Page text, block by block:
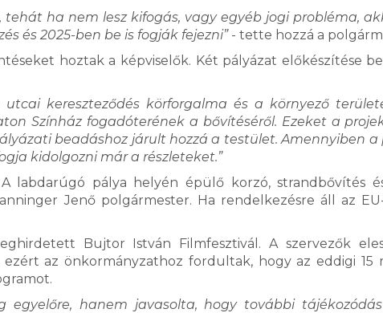
tehát ha nem lesz kifogás, vagy egyéb jogi probléma,
és 2025-ben be is fogják fejezni”- tette hozzá a
hoztak a képviselők. Két pályázat előkészítése
utcai kereszteződés körforgalma és a környező
Színház fogadóterének a bővítéséről. Ezeket a
beadáshoz járult hozzá a testület. Amennyiben
kidolgozni már a részleteket.”
labdarúgó pálya helyén épülő korzó, strandbővítés
Jenő polgármester. Ha rendelkezésre áll az EU-
Bujtor István Filmfesztivál. A szervezők
az önkormányzathoz fordultak, hogy az eddigi 15
egyelőre, hanem javasolta, hogy további